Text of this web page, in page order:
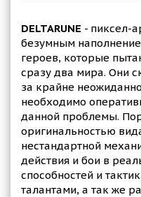
DELTARUNE - пиксел-
безумным
героев, которые
сразу два мира. Они
за крайне
необходимо
данной проблемы.
оригинальностью
нестандартной
действия и бои в
способностей и
талантами, а так же